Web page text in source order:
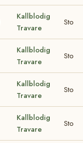
Kallblodig
Travare
Sto
Kallblodig
Travare
Sto
Kallblodig
Travare
Sto
Kallblodig
Travare
Sto